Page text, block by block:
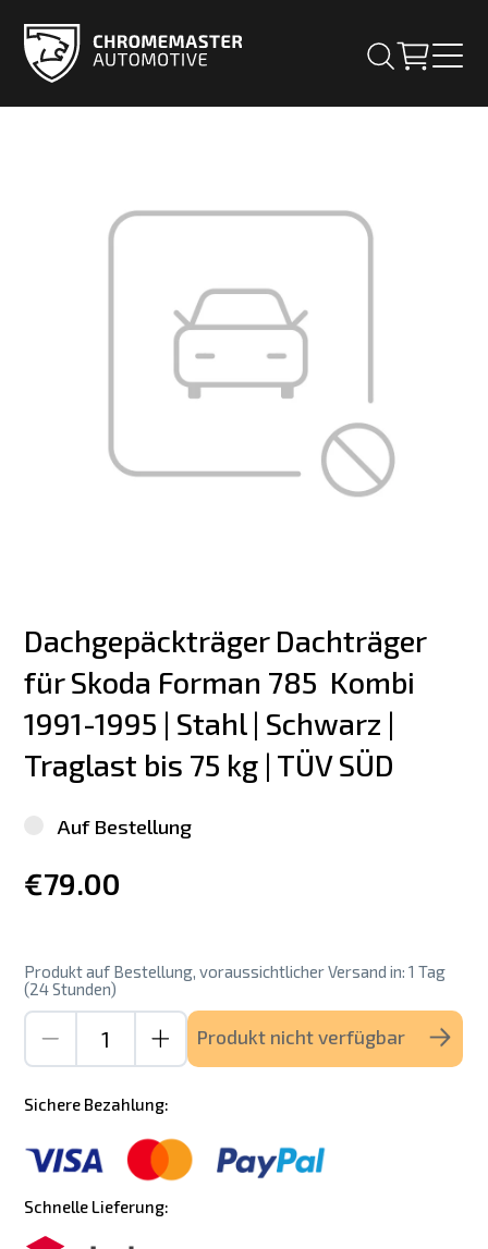
Dachgepäckträger Dachträger
für Skoda Forman 785  Kombi
1991-1995 | Stahl | Schwarz |
Traglast bis 75 kg | TÜV SÜD
Auf Bestellung
€79.00
Produkt auf Bestellung, voraussichtlicher Versand in: 1 Tag
(24 Stunden)
Produkt nicht verfügbar
Sichere Bezahlung:
Schnelle Lieferung: